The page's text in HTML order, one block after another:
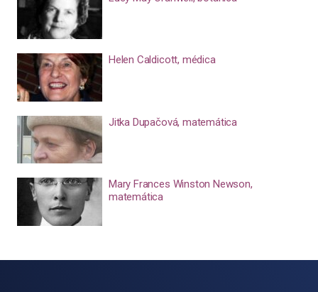
Helen Caldicott, médica
Jitka Dupačová, matemática
Mary Frances Winston Newson,
matemática